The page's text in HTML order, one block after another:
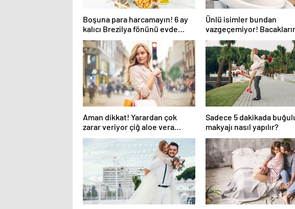
Boşuna para harcamayın! 6 ay
kalıcı Brezilya fönünü evde
yapın…
Ünlü isimler bundan
vazgeçemiyor!
kuru fırçalarsanız…
Aman dikkat! Yarardan çok
zarar veriyor çiğ aloe vera
suyu…
Sadece 5 dakikada
makyajı nasıl yapılır?